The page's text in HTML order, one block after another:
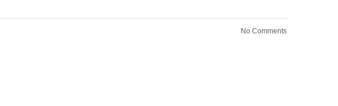
No Comments